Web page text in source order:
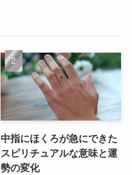
中指にほくろが急にできた
スピリチュアルな意味と運
勢の変化